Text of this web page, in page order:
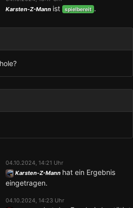
Karsten-Z-Mann ist spielbereit .
04.10.2024, 14:21 Uhr
Karsten-Z-Mann hat ein Ergebnis
eingetragen.
04.10.2024, 14:23 Uhr